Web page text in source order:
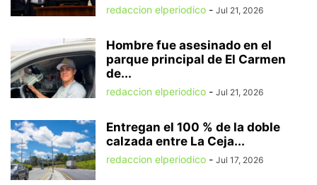
redaccion elperiodico - Jul 21, 2026
Hombre fue asesinado en el
parque principal de El Carmen
de...
redaccion elperiodico - Jul 21, 2026
Entregan el 100 % de la doble
calzada entre La Ceja...
redaccion elperiodico - Jul 17, 2026